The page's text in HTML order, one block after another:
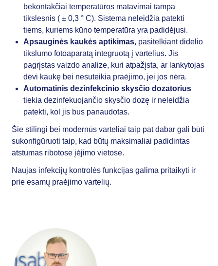
bekontakčiai temperatūros matavimai tampa
tikslesnis ( ± 0,3 ° C). Sistema neleidžia patekti
tiems, kuriems kūno temperatūra yra padidėjusi.
Apsauginės kaukės aptikimas, pasitelkiant didelio
tikslumo fotoaparatą integruotą į vartelius. Jis
pagrįstas vaizdo analize, kuri atpažįsta, ar lankytojas
dėvi kaukę bei nesuteikia praėjimo, jei jos nėra.
Automatinis dezinfekcinio skysčio dozatorius
tiekia dezinfekuojančio skysčio dozę ir neleidžia
patekti, kol jis bus panaudotas.
Šie stilingi bei modernūs varteliai taip pat dabar gali būti
sukonfigūruoti taip, kad būtų maksimaliai padidintas
atstumas ribotose įėjimo vietose.
Naujas infekcijų kontrolės funkcijas galima pritaikyti ir
prie esamų praėjimo vartelių.